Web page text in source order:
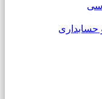
حسابداری